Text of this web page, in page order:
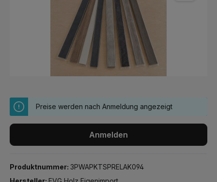
Preise werden nach Anmeldung angezeigt
Anmelden
Produktnummer: 3PWAPKTSPRELAK094